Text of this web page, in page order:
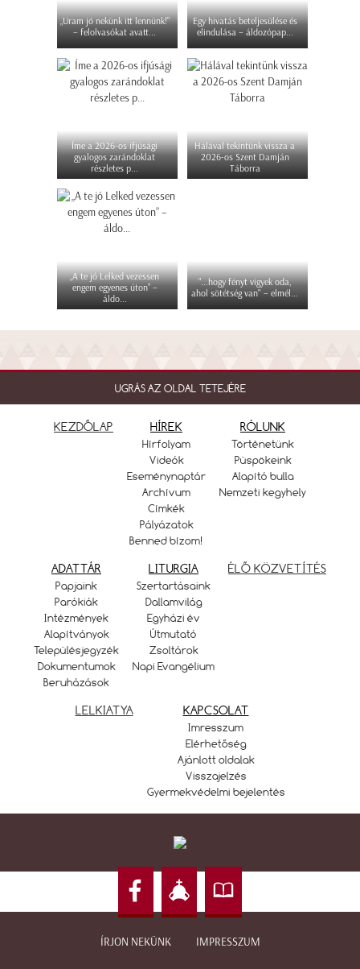
„Uram jó nekünk itt lennünk!”
– felolvasókat avatt...
Egy hivatás beteljesülése és
elindulása – áldozópap...
Íme a 2026-os ifjúsági
gyalogos zarándoklat
részletes p...
Hálával tekintünk vissza a
2026-os Szent Damján
Táborra
„A te jó Lelked vezessen
engem egyenes úton” –
áldo...
"...hogy fényt vigyek oda,
ahol sötétség van" – elmél...
UGRÁS AZ OLDAL TETEJÉRE
KEZDŐLAP HÍREK
Hírfolyam
Videók
Eseménynaptár
Archívum
Címkék
Pályázatok
Benned bízom!
RÓLUNK
Történetünk
Püspökeink
Alapító bulla
Nemzeti kegyhely
ADATTÁR
Papjaink
Parókiák
Intézmények
Alapítványok
Településjegyzék
Dokumentumok
Beruházások
LITURGIA
Szertartásaink
Dallamvilág
Egyházi év
Útmutató
Zsoltárok
Napi Evangélium
ÉLŐ KÖZVETÍTÉS
LELKIATYA KAPCSOLAT
Imresszum
Elérhetőség
Ajánlott oldalak
Visszajelzés
Gyermekvédelmi bejelentés
ÍRJON NEKÜNK IMPRESSZUM